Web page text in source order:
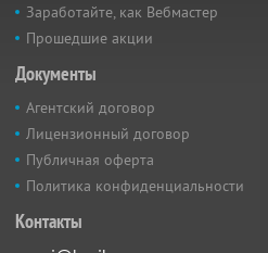
Заработайте, как Вебмастер
Прошедшие акции
Документы
Агентский договор
Лицензионный договор
Публичная оферта
Политика конфиденциальности
Контакты